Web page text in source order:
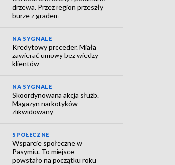
drzewa. Przez region przeszły
burze z gradem
NA SYGNALE
Kredytowy proceder. Miała
zawierać umowy bez wiedzy
klientów
NA SYGNALE
Skoordynowana akcja służb.
Magazyn narkotyków
zlikwidowany
SPOŁECZNE
Wsparcie społeczne w
Pasymiu. To miejsce
powstało na początku roku